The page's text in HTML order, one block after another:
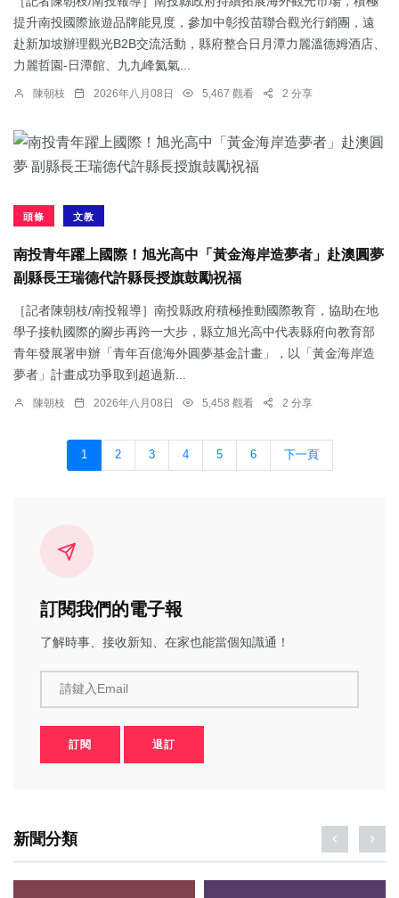
提升南投國際旅遊品牌能見度，參加中彰投苗聯合觀光行銷團，遠
赴新加坡辦理觀光B2B交流活動，縣府整合日月潭力麗溫德姆酒店、
力麗哲園-日潭館、九九峰氦氣...
陳朝枝 2026年八月08日 5,467 觀看 2 分享
頭條 文教
南投青年躍上國際！旭光高中「黃金海岸造夢者」赴澳圓夢
副縣長王瑞德代許縣長授旗鼓勵祝福
［記者陳朝枝/南投報導］南投縣政府積極推動國際教育，協助在地
學子接軌國際的腳步再跨一大步，縣立旭光高中代表縣府向教育部
青年發展署申辦「青年百億海外圓夢基金計畫」，以「黃金海岸造
夢者」計畫成功爭取到超過新...
陳朝枝 2026年八月08日 5,458 觀看 2 分享
1 2 3 4 5 6 下一頁
訂閱我們的電子報
了解時事、接收新知、在家也能當個知識通！
請鍵入Email
訂閱 退訂
新聞分類